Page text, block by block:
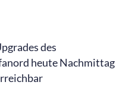
des
heute Nachmittag